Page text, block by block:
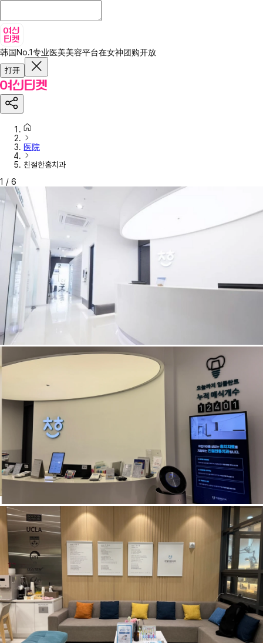
韩国No.1专业医美美容平台在女神团购开放
打开
医院
친절한홍치과
1 / 6